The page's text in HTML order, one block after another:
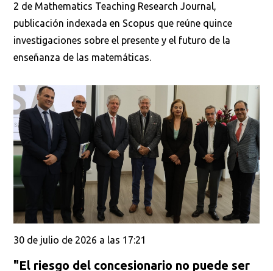
2 de Mathematics Teaching Research Journal,
publicación indexada en Scopus que reúne quince
investigaciones sobre el presente y el futuro de la
enseñanza de las matemáticas.
30 de julio de 2026 a las 17:21
"El riesgo del concesionario no puede ser